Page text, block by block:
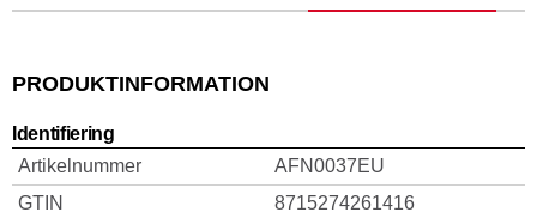
PRODUKTINFORMATION
Identifiering
Artikelnummer
AFN0037EU
GTIN
8715274261416